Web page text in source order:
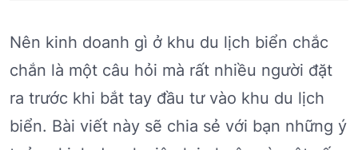
Nên kinh doanh gì ở khu du lịch biển chắc
chắn là một câu hỏi mà rất nhiều người đặt
ra trước khi bắt tay đầu tư vào khu du lịch
biển. Bài viết này sẽ chia sẻ với bạn những ý